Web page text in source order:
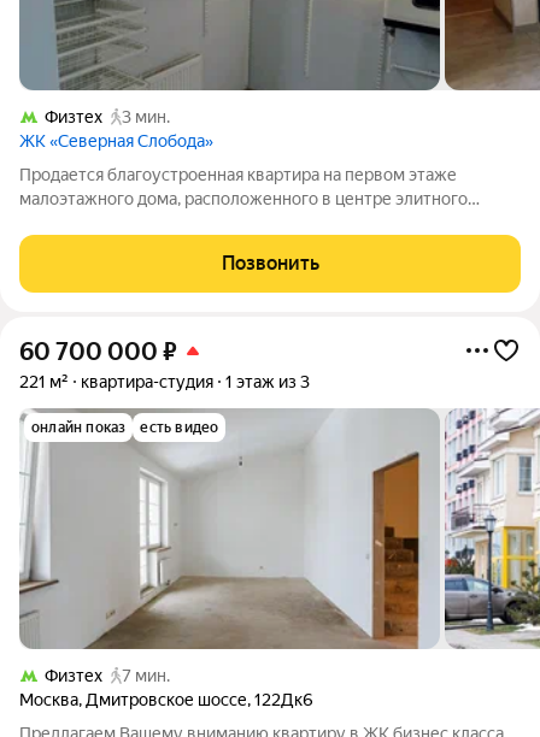
Физтех
3 мин.
ЖК «Северная Слобода»
Продается благоустроенная квартира на первом этаже
малоэтажного дома, расположенного в центре элитного
форме карэ выполнено в классическом стиле по авторскому
проекту, окна выходят в уютный
Позвонить
60 700 000 ₽
221 м² квартира-студия 1 этаж из 3
онлайн показ есть видео
Физтех
7 мин.
Москва, Дмитровское шоссе,122Дк6